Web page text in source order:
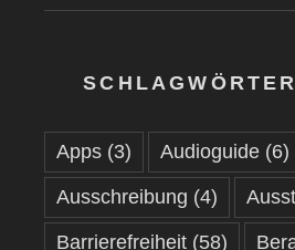
SCHLAGWÖRTER
Apps (3) Audioguide (6)
Ausschreibung (4)
Barrierefreiheit (58)